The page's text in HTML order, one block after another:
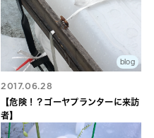
blog
2017.06.28
【危険！？ゴーヤプランターに来訪
者】